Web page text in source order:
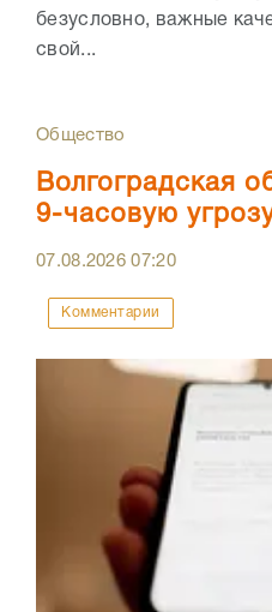
безусловно, важные
свой...
Общество
Волгоградская
9-часовую
07.08.202607:20
Комментарии